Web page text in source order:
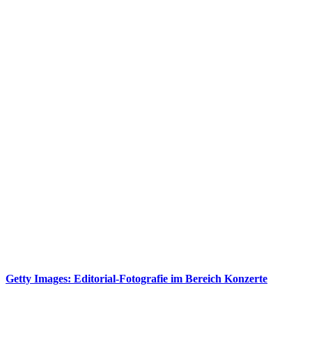
Getty Images: Editorial-Fotografie im Bereich Konzerte